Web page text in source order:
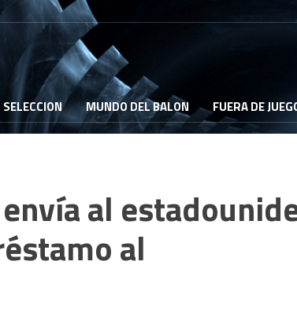
SELECCION MUNDO DEL BALON FUERA DE
al
al